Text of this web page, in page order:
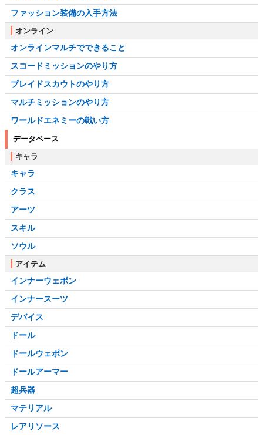
ファッション装備の入手方法
オンライン
オンラインマルチでできること
スコードミッションのやり方
ブレイドスカウトのやり方
マルチミッションのやり方
ワールドエネミーの戦い方
データベース
キャラ
キャラ
クラス
アーツ
スキル
ソウル
アイテム
インナーウェポン
インナースーツ
デバイス
ドール
ドールウェポン
ドールアーマー
超兵器
マテリアル
レアリソース